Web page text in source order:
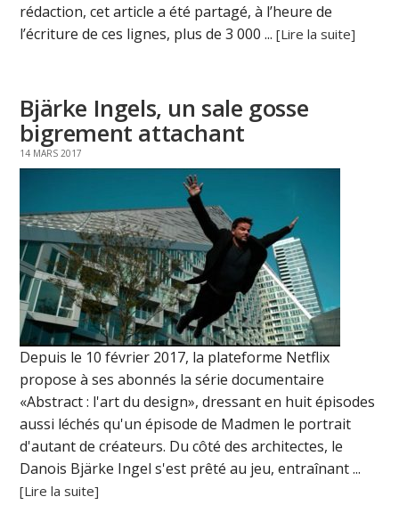
rédaction, cet article a été partagé, à l’heure de
l’écriture de ces lignes, plus de 3 000 ...[Lire la suite]
Bjärke Ingels, un sale gosse
bigrement attachant
14 MARS 2017
Depuis le 10 février 2017, la plateforme Netflix
propose à ses abonnés la série documentaire
«Abstract : l'art du design», dressant en huit épisodes
aussi léchés qu'un épisode de Madmen le portrait
d'autant de créateurs. Du côté des architectes, le
Danois Bjärke Ingel s'est prêté au jeu, entraînant ...
[Lire la suite]